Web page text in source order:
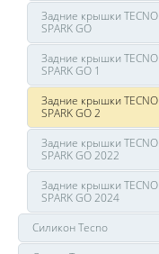
Задние крышки TECNO
SPARK GO
Задние крышки TECNO
SPARK GO 1
Задние крышки TECNO
SPARK GO 2
Задние крышки TECNO
SPARK GO 2022
Задние крышки TECNO
SPARK GO 2024
Силикон Tecno